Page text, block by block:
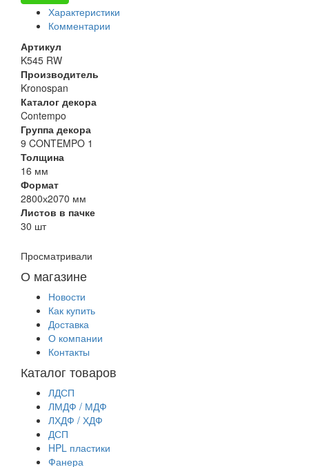
Характеристики
Комментарии
Артикул
K545 RW
Производитель
Kronospan
Каталог декора
Contempo
Группа декора
9 CONTEMPO 1
Толщина
16 мм
Формат
2800х2070 мм
Листов в пачке
30 шт
Просматривали
О магазине
Новости
Как купить
Доставка
О компании
Контакты
Каталог товаров
ЛДСП
ЛМДФ / МДФ
ЛХДФ / ХДФ
ДСП
HPL пластики
Фанера